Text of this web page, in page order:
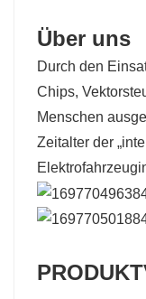
Über uns
Durch den
Chips,
Menschen
Zeitalter der